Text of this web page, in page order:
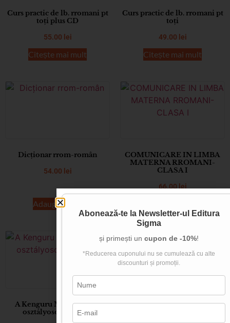
Curs practic de lb. rromani pt
toți plus CD
55.00 lei
Citește mai mult
Curs practic de lb. rromani pt
toți
49.00 lei
Citește mai mult
Dicționar rrom-român
54.00 lei
Adaugă în coș
COMUNICARE IN LIMBA
MATERNA RROMANI-
CLASA I
66.00 lei
A Kenguru Mesái az I-IV.
osztályosok számára
Matematică Bacalaureat la
Abonează-te la Newsletter-ul Editura
Sigma
și primești un cupon de -10%!
*Reducerea cuponului nu se cumulează cu alte
discounturi și promoții.